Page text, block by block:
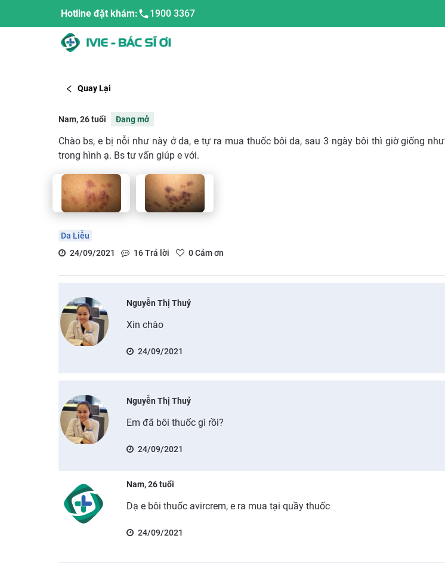
Hotline đặt khám: 1900 3367
Quay Lại
Nam, 26 tuổi Đang mở
Chào bs, e bị nỗi như này ở da, e tự ra mua thuốc bôi da, sau 3 ngày bôi thì giờ giống như
trong hình ạ. Bs tư vấn giúp e với.
Da Liễu
24/09/2021
16Trả lời 0Cảm ơn
Nguyễn Thị Thuỷ
Xin chào
24/09/2021
Nguyễn Thị Thuỷ
Em đã bôi thuốc gì rồi?
24/09/2021
Nam, 26 tuổi
Dạ e bôi thuốc avircrem, e ra mua tại quầy thuốc
24/09/2021